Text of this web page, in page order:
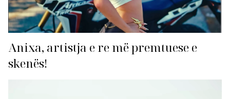
Anixa, artistja e re më premtuese e
skenës!